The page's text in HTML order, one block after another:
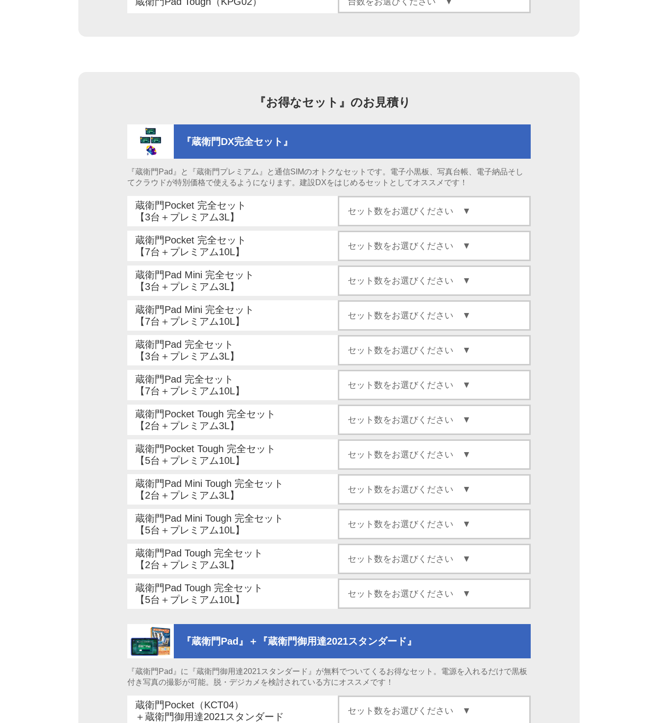
『お得なセット』のお見積り
『蔵衛門DX完全セット』
『蔵衛門Pad』と『蔵衛門プレミアム』と通信SIMのオトクなセットです。電子小黒板、写真台帳、電子納品そし
てクラウドが特別価格で使えるようになります。建設DXをはじめるセットとしてオススメです！
蔵衛門Pocket 完全セット
【3台＋プレミアム3L】
蔵衛門Pocket 完全セット
【7台＋プレミアム10L】
蔵衛門Pad Mini 完全セット
【3台＋プレミアム3L】
蔵衛門Pad Mini 完全セット
【7台＋プレミアム10L】
蔵衛門Pad 完全セット
【3台＋プレミアム3L】
蔵衛門Pad 完全セット
【7台＋プレミアム10L】
蔵衛門Pocket Tough 完全セット
【2台＋プレミアム3L】
蔵衛門Pocket Tough 完全セット
【5台＋プレミアム10L】
蔵衛門Pad Mini Tough 完全セット
【2台＋プレミアム3L】
蔵衛門Pad Mini Tough 完全セット
【5台＋プレミアム10L】
蔵衛門Pad Tough 完全セット
【2台＋プレミアム3L】
蔵衛門Pad Tough 完全セット
【5台＋プレミアム10L】
『蔵衛門Pad』＋『蔵衛門御用達2021スタンダード』
『蔵衛門Pad』に『蔵衛門御用達2021スタンダード』が無料でついてくるお得なセット。電源を入れるだけで黒板
付き写真の撮影が可能。脱・デジカメを検討されている方にオススメです！
蔵衛門Pocket（KCT04）
＋蔵衛門御用達2021スタンダード